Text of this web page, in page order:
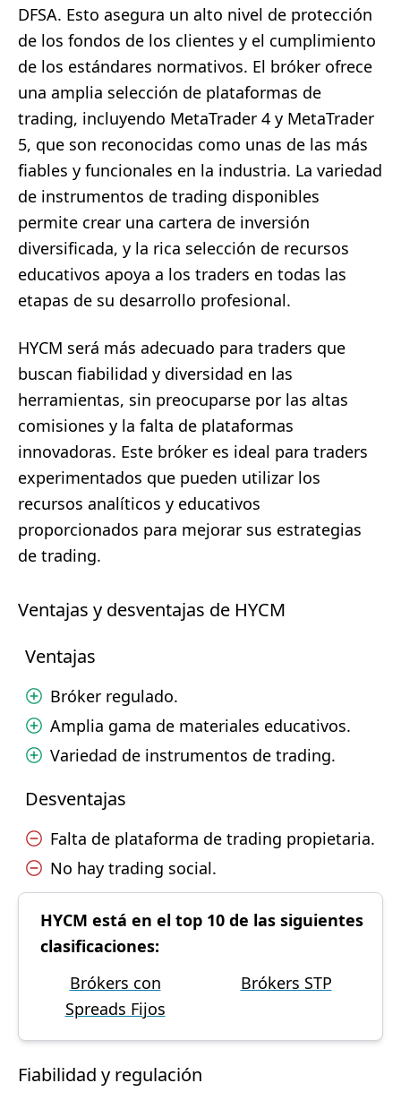
DFSA. Esto asegura un alto nivel de protección
de los fondos de los clientes y el cumplimiento
de los estándares normativos. El bróker ofrece
una amplia selección de plataformas de
trading, incluyendo MetaTrader 4 y MetaTrader
5, que son reconocidas como unas de las más
fiables y funcionales en la industria. La variedad
de instrumentos de trading disponibles
permite crear una cartera de inversión
diversificada, y la rica selección de recursos
educativos apoya a los traders en todas las
etapas de su desarrollo profesional.
HYCM será más adecuado para traders que
buscan fiabilidad y diversidad en las
herramientas, sin preocuparse por las altas
comisiones y la falta de plataformas
innovadoras. Este bróker es ideal para traders
experimentados que pueden utilizar los
recursos analíticos y educativos
proporcionados para mejorar sus estrategias
de trading.
Ventajas y desventajas de HYCM
Ventajas
Bróker regulado.
Amplia gama de materiales educativos.
Variedad de instrumentos de trading.
Desventajas
Falta de plataforma de trading propietaria.
No hay trading social.
HYCM está en el top 10 de las siguientes
clasificaciones:
Brókers con
Spreads Fijos
Brókers STP
Fiabilidad y regulación